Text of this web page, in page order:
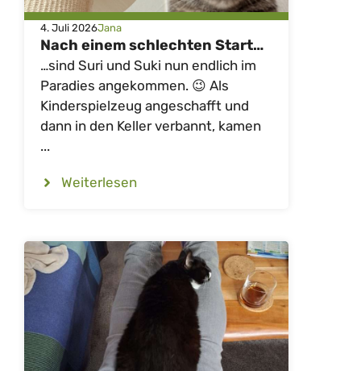
4. Juli 2026Jana
Nach einem schlechten Start…
…sind Suri und Suki nun endlich im
Paradies angekommen. 😉 Als
Kinderspielzeug angeschafft und
dann in den Keller verbannt, kamen
...
Weiterlesen